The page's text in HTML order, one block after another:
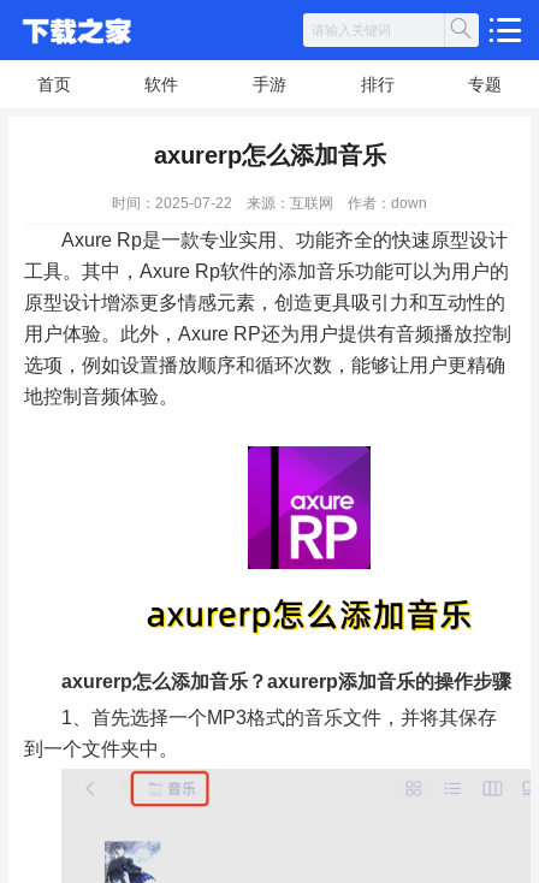
首页 软件 手游 排行 专题
axurerp怎么添加音乐
时间：2025-07-22 来源：互联网 作者：down
Axure Rp是一款专业实用、功能齐全的快速原型设计
工具。其中，Axure Rp软件的添加音乐功能可以为用户的
原型设计增添更多情感元素，创造更具吸引力和互动性的
用户体验。此外，Axure RP还为用户提供有音频播放控制
选项，例如设置播放顺序和循环次数，能够让用户更精确
地控制音频体验。
axurerp怎么添加音乐？axurerp添加音乐的操作步骤
1、首先选择一个MP3格式的音乐文件，并将其保存
到一个文件夹中。